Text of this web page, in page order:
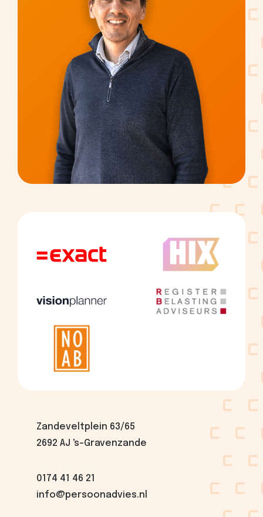
Zandeveltplein 63/65
2692 AJ 's-Gravenzande
0174 41 46 21
info@persoonadvies.nl